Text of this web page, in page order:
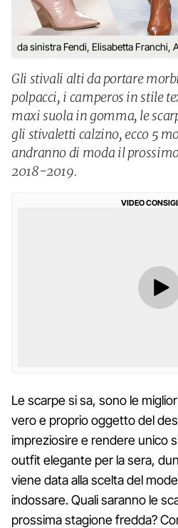
da sinistra Fendi, Elisabetta Franchi,
Gli stivali alti da portare
polpacci, i camperos in stile
maxi suola in gomma, le
gli stivaletti calzino, ecco 5
andranno di moda il
2018-2019.
VIDEO
Le scarpe si sa, sono le
vero e proprio oggetto del
impreziosire e rendere unico
outfit elegante per la sera,
viene data alla scelta del
indossare. Quali saranno le
prossima stagione fredda?